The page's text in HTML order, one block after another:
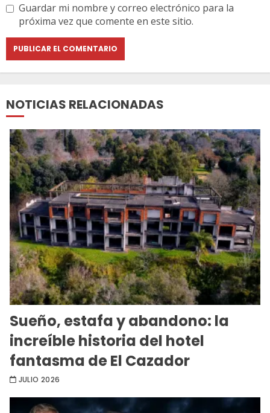
Guardar mi nombre y correo electrónico para la
próxima vez que comente en este sitio.
NOTICIAS RELACIONADAS
Sueño, estafa y abandono: la
increíble historia del hotel
fantasma de El Cazador
JULIO 2026